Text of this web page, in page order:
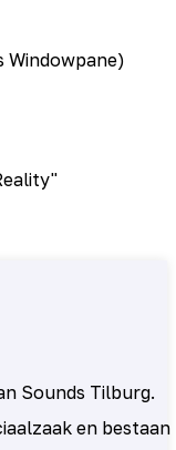
Windowpane)
Sounds Tilburg.
en bestaan